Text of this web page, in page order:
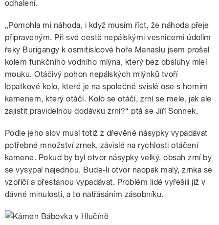
odhalení.
„Pomohla mi náhoda, i když musím říct, že náhoda přeje
připraveným. Při své cestě nepálskými vesnicemi údolím
řeky Burigangy k osmitisícové hoře Manaslu jsem prošel
kolem funkčního vodního mlýna, který bez obsluhy mlel
mouku. Otáčivý pohon nepálských mlýnků tvoří
lopatkové kolo, které je na společné svislé ose s horním
kamenem, který otáčí. Kolo se otáčí, zrní se mele, jak ale
zajistit pravidelnou dodávku zrní?“ ptá se Jiří Sonnek.
Podle jeho slov musí totiž z dřevěné násypky vypadávat
potřebné množství zrnek, závislé na rychlosti otáčení
kamene. Pokud by byl otvor násypky velký, obsah zrní by
se vysypal najednou. Bude-li otvor naopak malý, zrnka se
vzpříčí a přestanou vypadávat. Problém lidé vyřešili již v
dávné minulosti, a to natřásáním zásobníku.